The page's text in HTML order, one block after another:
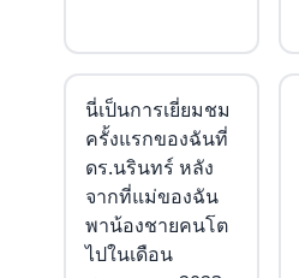
นี่เป็นการเยี่ยมชม
ครั้งแรกของฉันที่
ดร.นรินทร์ หลัง
จากที่แม่ของฉัน
พาน้องชายคนโต
ไปในเดือน